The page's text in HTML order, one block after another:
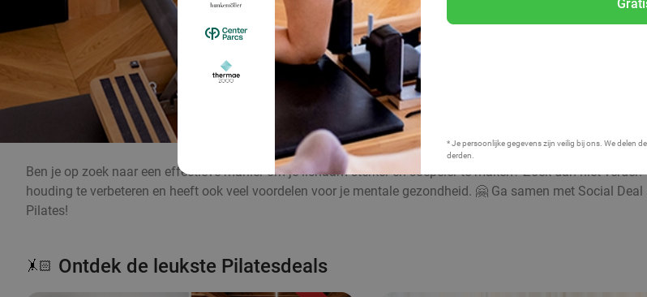
* Je persoonlijke gegevens zijn veilig bij ons. We delen
derden.
Ben je op zoek naar een effectieve manier om je lichaam sterker en soepeler te maken? Zoek dan niet
houding te verbeteren en heeft ook veel voordelen voor je mentale gezondheid. 🤗 Ga samen met Social
Pilates!
🤸🏻 Ontdek de leukste Pilatesdeals